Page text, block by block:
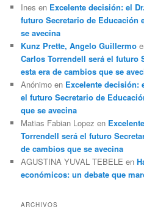
Ines en Excelente decisión: el
futuro Secretario de Educación
se avecina
Kunz Prette, Angelo Guillermo
Carlos Torrendell será el futuro
esta era de cambios que se
Anónimo en Excelente decisión:
el futuro Secretario de
que se avecina
Matias Fabian Lopez en
Torrendell será el futuro
de cambios que se avecina
AGUSTINA YUVAL TEBELE en
económicos: un debate que
ARCHIVOS